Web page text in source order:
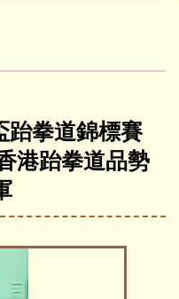
跆拳道錦標賽
港跆拳道品勢